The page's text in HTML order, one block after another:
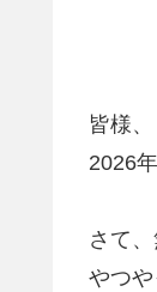
皆様、
2026
さて
やつや